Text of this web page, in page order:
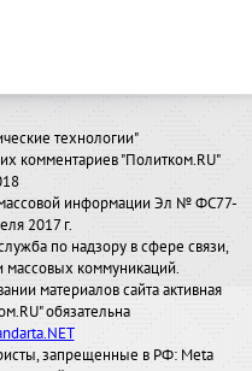
технологии"
комментариев "Политком.RU"
массовой информации Эл № ФС77-
2017 г.
по надзору в сфере связи,
коммуникаций.
материалов сайта активная
обязательна
запрещенные в РФ: Meta